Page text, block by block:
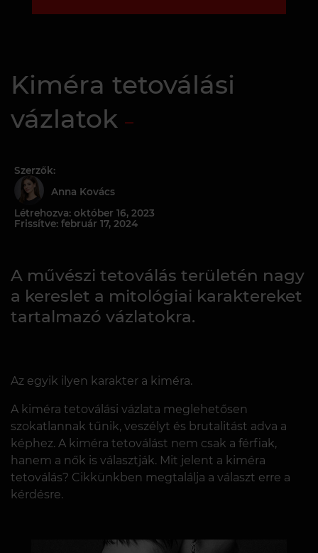
Kiméra tetoválási
vázlatok
Szerzők:
Anna Kovács
Létrehozva: október 16, 2023
Frissítve: február 17, 2024
A művészi tetoválás területén nagy
a kereslet a mitológiai karaktereket
tartalmazó vázlatokra.
Az egyik ilyen karakter a kiméra.
A kiméra tetoválási vázlata meglehetősen
szokatlannak tűnik, veszélyt és brutalitást adva a
képhez. A kiméra tetoválást nem csak a férfiak,
hanem a nők is választják. Mit jelent a kiméra
tetoválás? Cikkünkben megtalálja a választ erre a
kérdésre.